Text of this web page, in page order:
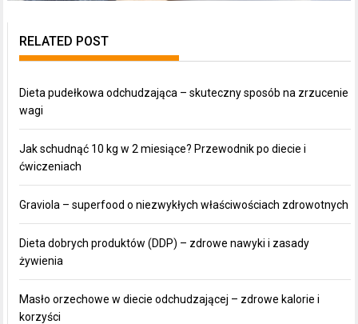
RELATED POST
Dieta pudełkowa odchudzająca – skuteczny sposób na zrzucenie
wagi
Jak schudnąć 10 kg w 2 miesiące? Przewodnik po diecie i
ćwiczeniach
Graviola – superfood o niezwykłych właściwościach zdrowotnych
Dieta dobrych produktów (DDP) – zdrowe nawyki i zasady
żywienia
Masło orzechowe w diecie odchudzającej – zdrowe kalorie i
korzyści